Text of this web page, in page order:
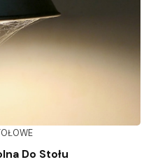
Do Stołu